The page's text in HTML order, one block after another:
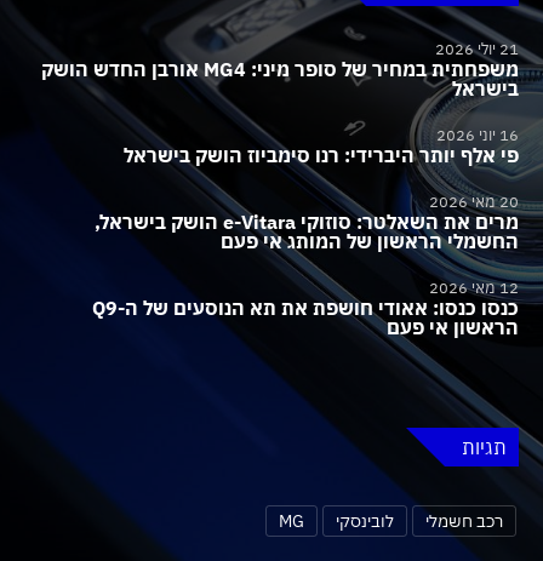
21 יולי 2026
משפחתית במחיר של סופר מיני: MG4 אורבן החדש הושק
בישראל
16 יוני 2026
פי אלף יותר היברידי: רנו סימביוז הושק בישראל
20 מאי 2026
מרים את השאלטר: סוזוקי e-Vitara הושק בישראל,
החשמלי הראשון של המותג אי פעם
12 מאי 2026
כנסו כנסו: אאודי חושפת את תא הנוסעים של ה-Q9
הראשון אי פעם
תגיות
רכב חשמלי לובינסקי MG